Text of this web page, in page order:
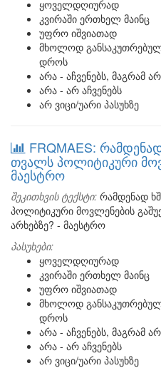
ყოველდღიურად
კვირაში ერთხელ მაინც
უფრო იშვიათად
მხოლოდ
დროს
არა - აჩვენებს, მაგრამ
არა - არ აჩვენებს
არ ვიცი/უარი პასუხზე
FRQMAES:
თვალს პოლიტიკური
მაესტრო
შეკითხვის ტექსტი: რამდენად
პოლიტიკური მოვლენების
არხებზე? - მაესტრო
პასუხები:
ყოველდღიურად
კვირაში ერთხელ მაინც
უფრო იშვიათად
მხოლოდ
დროს
არა - აჩვენებს, მაგრამ
არა - არ აჩვენებს
არ ვიცი/უარი პასუხზე